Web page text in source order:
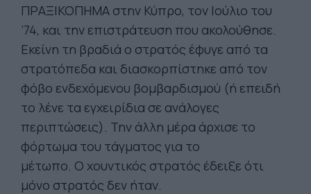
ΠΡΑΞΙΚΟΠΗΜΑ στην Κύπρο, τον Ιούλιο του
’74, και την επιστράτευση που ακολούθησε.
Εκείνη τη βραδιά ο στρατός έφυγε από τα
στρατόπεδα και διασκορπίστηκε από τον
φόβο ενδεχόμενου βομβαρδισμού (ή επειδή
το λένε τα εγχειρίδια σε ανάλογες
περιπτώσεις). Την άλλη μέρα άρχισε το
φόρτωμα του τάγματος για το
μέτωπο. Ο χουντικός στρατός έδειξε ότι
μόνο στρατός δεν ήταν.